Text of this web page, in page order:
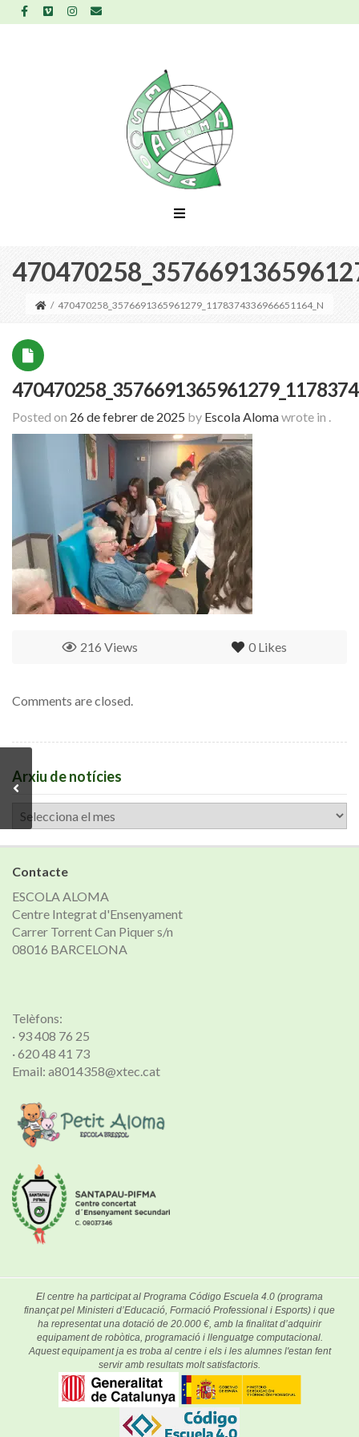
/ 470470258_3576691365961279_1178374336966651164_N
Posted on 26 de febrer de 2025 by Escola Alomawrote in .
0 Likes
216 Views
Comments are closed.
Arxiu de notícies
Arxiu
de
notícies
Contacte
ESCOLA ALOMA
Centre Integrat d'Ensenyament
Carrer Torrent Can Piquer s/n
08016 BARCELONA
Telèfons:
· 93 408 76 25
· 620 48 41 73
Email: a8014358@xtec.cat
El centre ha participat al Programa Código Escuela 4.0 (programa
finançat pel Ministeri d’Educació, Formació Professional i Esports) i que
ha representat una dotació de 20.000 €, amb la finalitat d’adquirir
equipament de robòtica, programació i llenguatge computacional.
Aquest equipament ja es troba al centre i els i les alumnes l'estan fent
servir amb resultats molt satisfactoris.